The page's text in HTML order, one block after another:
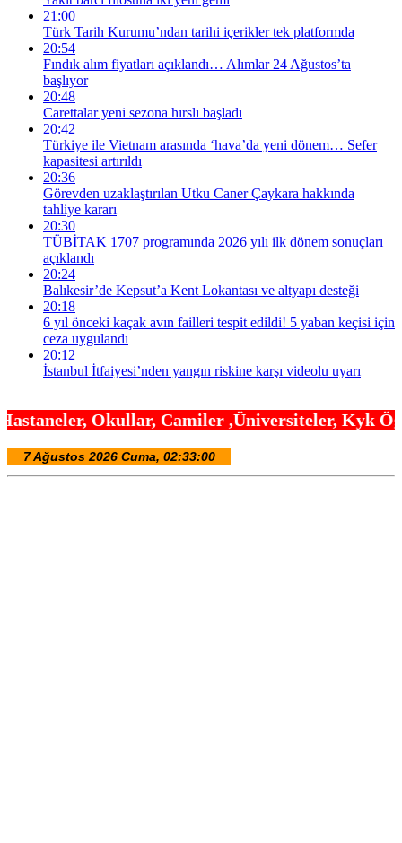
21:00
Türk Tarih Kurumu’ndan tarihi içerikler tek platformda
20:54
Fındık alım fiyatları açıklandı… Alımlar 24 Ağustos’ta
başlıyor
20:48
Carettalar yeni sezona hırslı başladı
20:42
Türkiye ile Vietnam arasında ‘hava’da yeni dönem… Sefer
kapasitesi artırıldı
20:36
Görevden uzaklaştırılan Utku Caner Çaykara hakkında
tahliye kararı
20:30
TÜBİTAK 1707 programında 2026 yılı ilk dönem sonuçları
açıklandı
20:24
Balıkesir’de Kepsut’a Kent Lokantası ve altyapı desteği
20:18
6 yıl önceki kaçak avın failleri tespit edildi! 5 yaban keçisi için
ceza uygulandı
20:12
İstanbul İtfaiyesi’nden yangın riskine karşı videolu uyarı
Camiler ,Üniversiteler, Kyk Öğrenci